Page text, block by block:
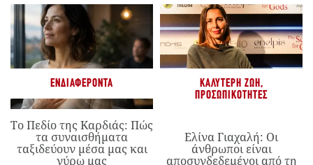
ΕΝΔΙΑΦΈΡΟΝΤΑ
Το Πεδίο της Καρδιάς: Πώς
τα συναισθήματα
ταξιδεύουν μέσα μας και
γύρω μας
ΚΑΛΎΤΕΡΗ ΖΩΉ,
ΠΡΟΣΩΠΙΚΌΤΗΤΕΣ
Ελίνα Γιαχαλή: Οι
άνθρωποι είναι
αποσυνδεδεμένοι από τη